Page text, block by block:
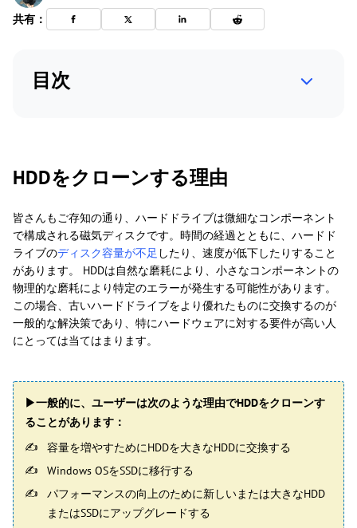
共有：
目次
HDDをクローンする理由
皆さんもご存知の通り、ハードドライブは微細なコンポーネント
で構成される磁気ディスクです。時間の経過とともに、ハードド
ライブのディスク容量が不足 したり、速度が低下したりすること
があります。 HDDは自然な磨耗により、小さなコンポーネントの
物理的な磨耗により特定のエラーが発生する可能性があります。
この場合、古いハードドライブをより優れたものに交換するのが
一般的な解決策であり、特にハードウェアに対する要件が高い人
にとっては当てはまります。
▶一般的に、ユーザーは次のような理由でHDDをクローンす
ることがあります：
容量を増やすためにHDDを大きなHDDに交換する
Windows OSをSSDに移行する
パフォーマンスの向上のために新しいまたは大きなHDD
またはSSDにアップグレードする